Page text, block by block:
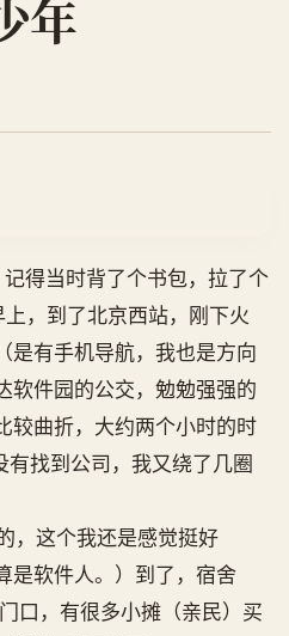
年
得当时背了个书包，拉了个
，到了北京西站，刚下火
是有手机导航，我也是方向
软件园的公交，勉勉强强的
较曲折，大约两个小时的时
找到公司，我又绕了几圈
这个我还是感觉挺好
是软件人。）到了，宿舍
口，有很多小摊（亲民）买